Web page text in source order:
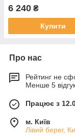
6 240 ₴
Купити
Про нас
Рейтинг не
Менше 5
Працює з
м. Київ
Лівий берег,